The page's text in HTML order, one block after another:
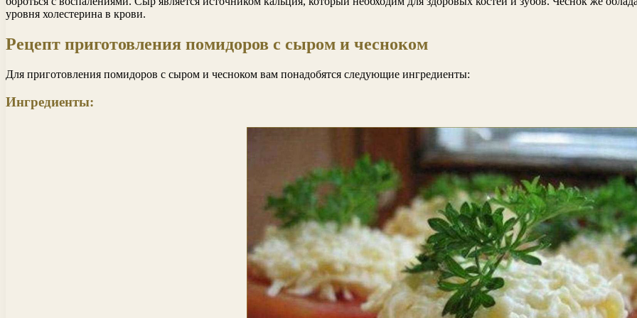
уровня холестерина в крови.
Рецепт приготовления помидоров с сыром и чесноком
Для приготовления помидоров с сыром и чесноком вам понадобятся следующие ингредиенты:
Ингредиенты: